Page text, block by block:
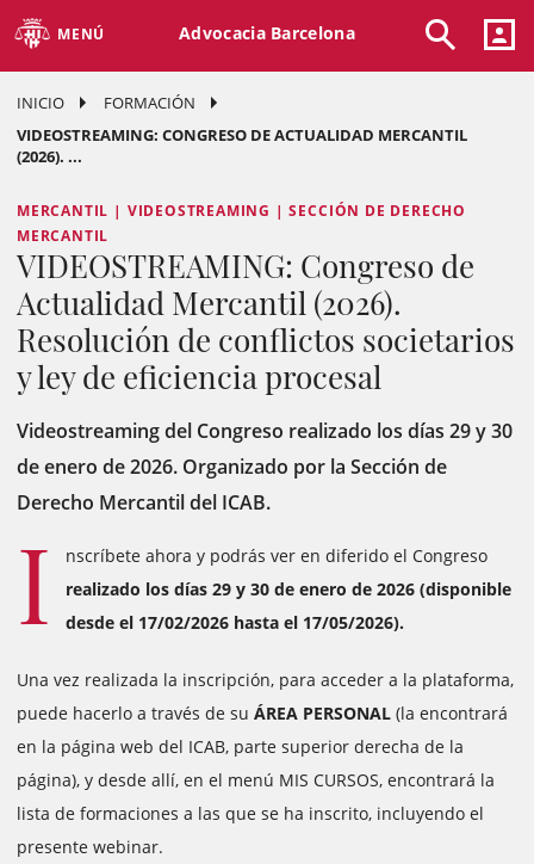
MENÚ Advocacia Barcelona
INICIO
FORMACIÓN
VIDEOSTREAMING: CONGRESO DE ACTUALIDAD MERCANTIL
(2026). ...
MERCANTIL | VIDEOSTREAMING | SECCIÓN DE DERECHO
MERCANTIL
VIDEOSTREAMING: Congreso de
Actualidad Mercantil (2026).
Resolución de conflictos societarios
y ley de eficiencia procesal
Videostreaming del Congreso realizado los días 29 y 30
de enero de 2026. Organizado por la Sección de
Derecho Mercantil del ICAB.
I
nscríbete ahora y podrás ver en diferido el Congreso
realizado los días 29 y 30 de enero de 2026 (disponible
desde el 17/02/2026 hasta el 17/05/2026).
Una vez realizada la inscripción, para acceder a la plataforma,
puede hacerlo a través de su ÁREA PERSONAL (la encontrará
en la página web del ICAB, parte superior derecha de la
página), y desde allí, en el menú MIS CURSOS, encontrará la
lista de formaciones a las que se ha inscrito, incluyendo el
presente webinar.